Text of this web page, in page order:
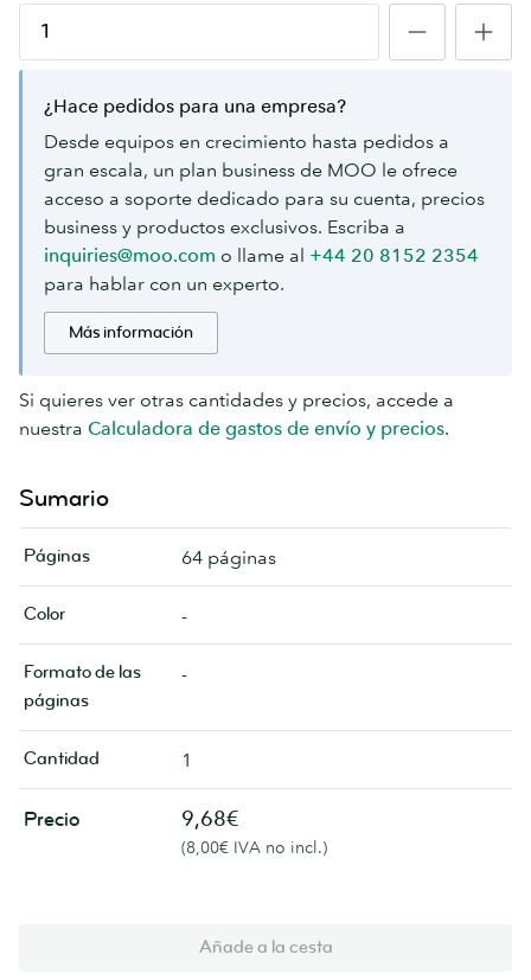
¿Hace pedidos para una empresa?
Desde equipos en crecimiento hasta pedidos a
gran escala, un plan business de MOO le ofrece
acceso a soporte dedicado para su cuenta, precios
business y productos exclusivos. Escriba a
inquiries@moo.com o llame al +44 20 8152 2354
para hablar con un experto.
Más información
Si quieres ver otras cantidades y precios, accede a
nuestra Calculadora de gastos de envío y precios.
Sumario
Páginas 64 páginas
Color -
Formato de las
páginas
-
Cantidad 1
Precio 9,68€
(8,00€ IVA no incl.)
Añade a la cesta